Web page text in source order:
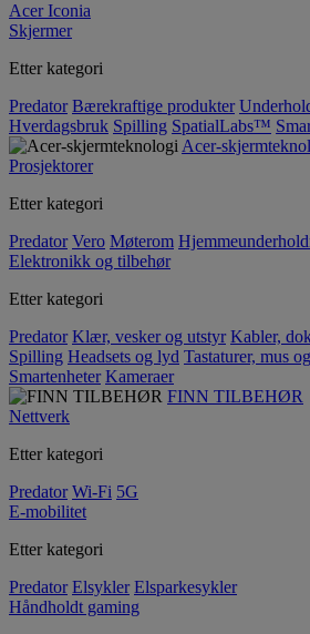
Acer Iconia
Skjermer
Etter kategori
Predator Bærekraftige produkter
Hverdagsbruk Spilling SpatialLabs™
Acer-
Prosjektorer
Etter kategori
Predator Vero Møterom
Elektronikk og tilbehør
Etter kategori
Predator Klær, vesker og utstyr Kabler,
Spilling Headsets og lyd Tastaturer, mus
Smartenheter Kameraer
FINN TILBEHØR
Nettverk
Etter kategori
Predator Wi-Fi 5G
E-mobilitet
Etter kategori
Predator Elsykler Elsparkesykler
Håndholdt gaming